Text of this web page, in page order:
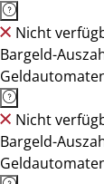
Nicht
Bargeld-
Nicht
Bargeld-